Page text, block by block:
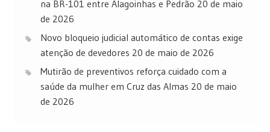
na BR-101 entre Alagoinhas e Pedrão 20 de maio
de 2026
Novo bloqueio judicial automático de contas exige
atenção de devedores 20 de maio de 2026
Mutirão de preventivos reforça cuidado com a
saúde da mulher em Cruz das Almas 20 de maio
de 2026